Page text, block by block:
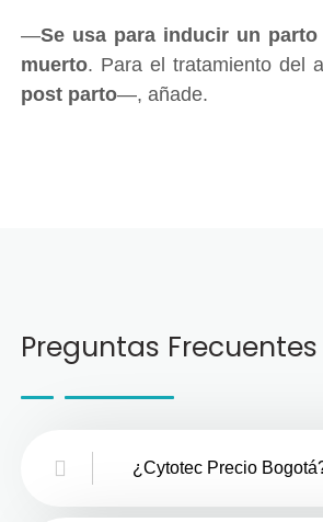
—Se usa para inducir un
muerto. Para el tratamiento del
post parto—, añade.
Preguntas Frecuentes
¿Cytotec Precio